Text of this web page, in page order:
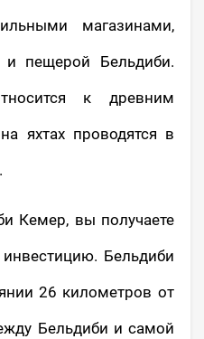
магазинами,
пещерой Бельдиби.
к древним
яхтах проводятся в
Кемер, вы получаете
Бельдиби
26 километров от
Бельдиби и самой